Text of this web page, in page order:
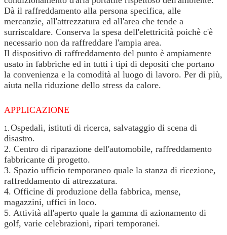
Dà il raffreddamento alla persona specifica, alle
mercanzie, all'attrezzatura ed all'area che tende a
surriscaldare. Conserva la spesa dell'elettricità poichè c'è
necessario non da raffreddare l'ampia area.
Il dispositivo di raffreddamento del punto è ampiamente
usato in fabbriche ed in tutti i tipi di depositi che portano
la convenienza e la comodità al luogo di lavoro. Per di più,
aiuta nella riduzione dello stress da calore.
APPLICAZIONE
1. Ospedali, istituti di ricerca, salvataggio di scena di
disastro.
2. Centro di riparazione dell'automobile, raffreddamento
fabbricante di progetto.
3. Spazio ufficio temporaneo quale la stanza di ricezione,
raffreddamento di attrezzatura.
4. Officine di produzione della fabbrica, mense,
magazzini, uffici in loco.
5. Attività all'aperto quale la gamma di azionamento di
golf, varie celebrazioni, ripari temporanei.